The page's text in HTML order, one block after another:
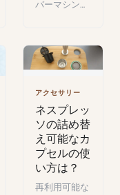
バーマシンの
ステップをマ
スターするた
めの詳細ガイ
アクセサリー
ネスプレッ
ソの詰め替
え可能なカ
プセルの使
い方は？
再利用可能な